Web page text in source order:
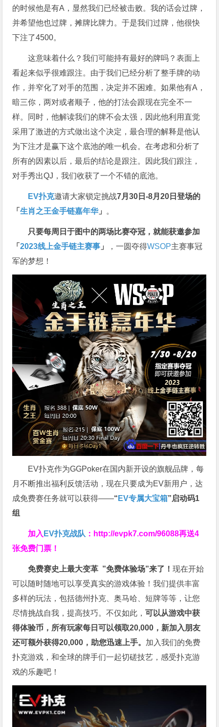
的时候他是有A，显然我们已经被击败。我的话会过牌，
并希望他也过牌，摊牌比牌力。于是我们过牌，他很快
下注了4500。
这意味着什么？我们可能持有最好的牌吗？表面上
看起来似乎很难跟注。由于我们已经分析了整手牌的动
作，并窄化了对手的范围，决定并不困难。如果他有A，
暗三你，两对或者顺子，他的打法会跟现在完全不一
样。同时，他解读我们的牌不会太强，因此他利用直觉
采用了激进的方式做出这个决定，最合理的解释是他认
为下注才是赢下这个底池的唯一机会。在考虑和分析了
所有的因素以后，最后的结论是跟注。因此我们跟注，
对手秀出QJ，我们收获了一个不错的底池。
EV扑克邀请大家锁定挑战7月30日-8月20日登场的
「生肖之王金手链嘉年华」 。
只要每周日于图中的两场比赛夺冠，就能获邀参加
「2023线上金手链主赛事 」 ，一圆夺得WSOP主赛事冠
军的梦想！
EV扑克作为GGPoker在国内新开设的旗舰品牌，每
月不断推出福利反馈活动，现在只要成为EV新用户，达
成免费赛任务就可以获得——“ EV专属大宝箱”启动码1
组
加入 EV扑克战队 ： http://evpk7.com/96088再送4
张免费门票！
免费赛史上最大变革 ”免费体验场”来了！现在开始
可以随时随地可以享受真实的游戏体验！我们提供丰富
多样的玩法，包括德州扑克、奥马哈、短牌等等，让您
尽情挑战自我，提高技巧。不仅如此，可以从游戏中获
得体验币，所有玩家每日可以领取20,000，新加入朋友
还可额外获得20,000，助您迅速上手。 加入我们的免费
扑克游戏，和全球的牌手们一起切磋技艺，感受扑克游
戏的乐趣吧！